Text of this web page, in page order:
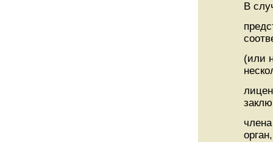
В
(или
орган,